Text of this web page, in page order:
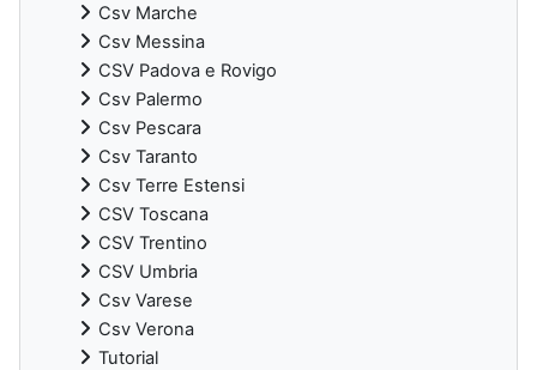
Csv Marche
Csv Messina
CSV Padova e Rovigo
Csv Palermo
Csv Pescara
Csv Taranto
Csv Terre Estensi
CSV Toscana
CSV Trentino
CSV Umbria
Csv Varese
Csv Verona
Tutorial